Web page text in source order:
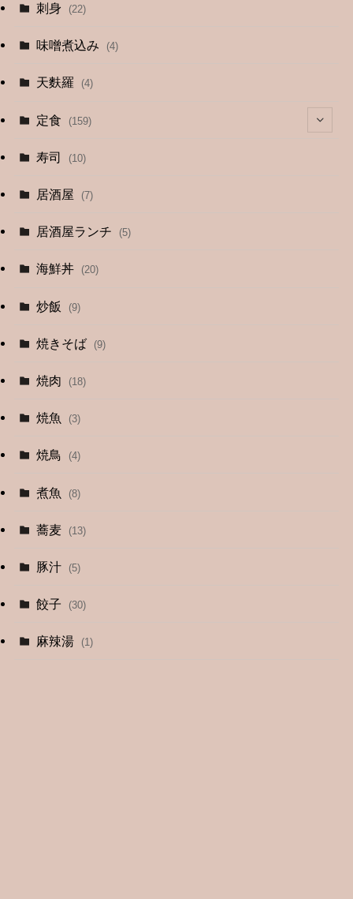
刺身 (22)
味噌煮込み (4)
天麩羅 (4)
定食 (159)
(4)
(9)
(13)
(4)
寿司 (10)
居酒屋 (7)
居酒屋ランチ (5)
海鮮丼 (20)
炒飯 (9)
焼きそば (9)
焼肉 (18)
焼魚 (3)
焼鳥 (4)
煮魚 (8)
蕎麦 (13)
豚汁 (5)
餃子 (30)
麻辣湯 (1)